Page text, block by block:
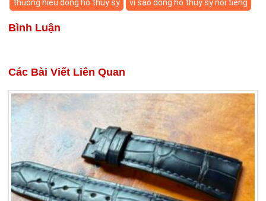
thuong hieu dong ho thuy sy vi sao dong ho thuy sy noi tieng
Bình Luận
Các Bài Viết Liên Quan